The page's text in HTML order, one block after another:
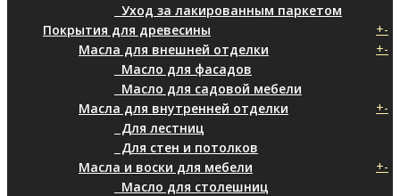
Уход за лакированным паркетом
Покрытия для древесины
+-
Масла для внешней отделки
+-
Масло для фасадов
Масло для садовой мебели
Масла для внутренней отделки
+-
Для лестниц
Для стен и потолков
Масла и воски для мебели
+-
Масло для столешниц